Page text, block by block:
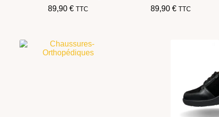
89,90€ TTC 89,90 € TTC